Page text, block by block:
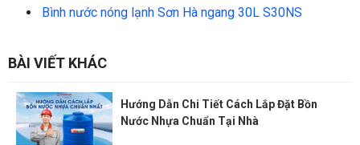
Bình nước nóng lạnh Sơn Hà ngang 30L S30NS
BÀI VIẾT KHÁC
Hướng Dẫn Chi Tiết Cách Lắp Đặt Bồn
Nước Nhựa Chuẩn Tại Nhà